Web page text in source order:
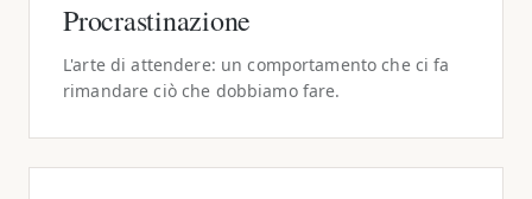
Procrastinazione
L'arte di attendere: un comportamento che ci fa
rimandare ciò che dobbiamo fare.